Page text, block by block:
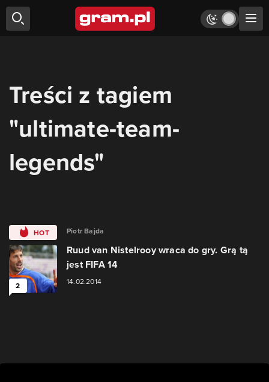
Treści z tagiem
"ultimate-team-
legends"
HOT
2
Piotr Bajda
Ruud van Nistelrooy wraca do gry. Grą tą
jest FIFA 14
14.02.2014